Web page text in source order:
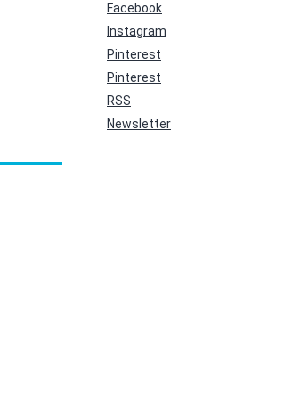
Facebook
Instagram
Pinterest
Pinterest
RSS
Newsletter